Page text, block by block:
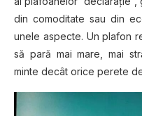
din comoditate sau din
unele aspecte. Un plafon
să pară mai mare, mai
minte decât orice perete